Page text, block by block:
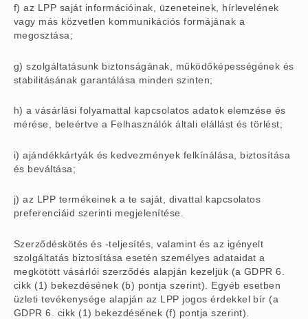
f) az LPP saját információinak, üzeneteinek, hírlevelének
vagy más közvetlen kommunikációs formájának a
megosztása;
g) szolgáltatásunk biztonságának, működőképességének és
stabilitásának garantálása minden szinten;
h) a vásárlási folyamattal kapcsolatos adatok elemzése és
mérése, beleértve a Felhasználók általi elállást és törlést;
i) ajándékkártyák és kedvezmények felkínálása, biztosítása
és beváltása;
j) az LPP termékeinek a te saját, divattal kapcsolatos
preferenciáid szerinti megjelenítése.
Szerződéskötés és -teljesítés, valamint és az igényelt
szolgáltatás biztosítása esetén személyes adataidat a
megkötött vásárlói szerződés alapján kezeljük (a GDPR 6.
cikk (1) bekezdésének (b) pontja szerint). Egyéb esetben
üzleti tevékenysége alapján az LPP jogos érdekkel bír (a
GDPR 6. cikk (1) bekezdésének (f) pontja szerint).